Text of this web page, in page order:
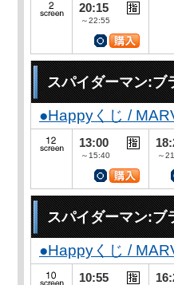
20:15
～22:55
スパイダーマン:
●Happyくじ /
13:00
～15:40 ～
スパイダーマン:
●Happyくじ /
10:55